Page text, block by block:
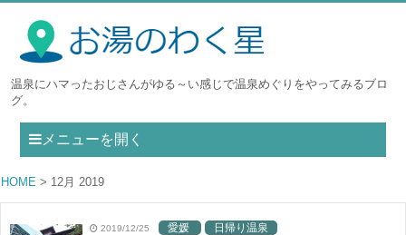
温泉にハマったおじさんがゆる～い感じで温泉めぐりをやってみるブロ
グ。
メニューを開く
HOME 12月 2019
2019/12/25 愛媛 日帰り温泉